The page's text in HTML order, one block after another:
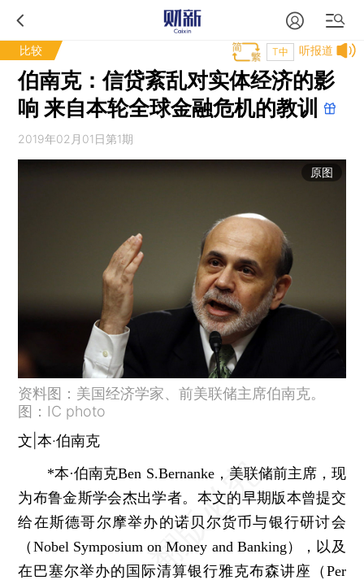
比较 听报道
T中
伯南克：信贷紊乱对实体经济的影
响 来自本轮全球金融危机的教训
2019年02月01日第1期
原图
资料图：美国经济学家、前美联储主席伯南克。
图：IC photo
文|本·伯南克
*本·伯南克Ben S.Bernanke，美联储前主席，现
为布鲁金斯学会杰出学者。本文的早期版本曾提交
给在斯德哥尔摩举办的诺贝尔货币与银行研讨会
（Nobel Symposium on Money and Banking），以及
在巴塞尔举办的国际清算银行雅克布森讲座（Per